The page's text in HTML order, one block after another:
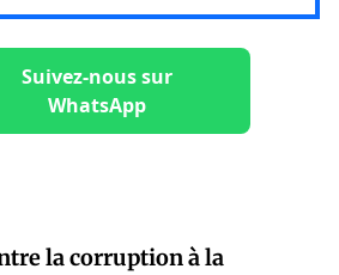
Suivez-nous sur
WhatsApp
la corruption à la